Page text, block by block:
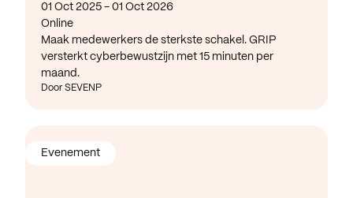
01 Oct 2025 - 01 Oct 2026
Online
Maak medewerkers de sterkste schakel. GRIP
versterkt cyberbewustzijn met 15 minuten per
maand.
Door SEVENP
Evenement